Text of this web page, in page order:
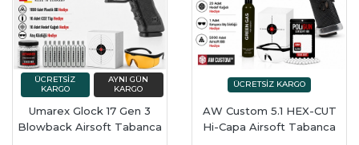
Umarex Glock 17 Gen 3
Blowback Airsoft Tabanca
AW Custom 5.1 HEX-CUT
Hi-Capa Airsoft Tabanca